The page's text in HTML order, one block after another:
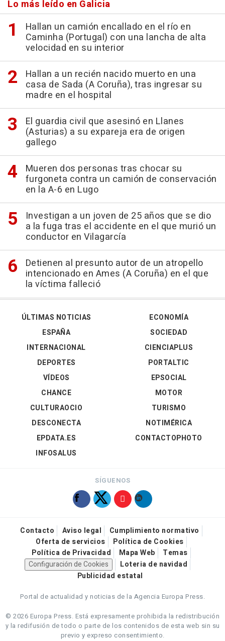
Lo más leído en Galicia
Hallan un camión encallado en el río en
Caminha (Portugal) con una lancha de alta
velocidad en su interior
Hallan a un recién nacido muerto en una
casa de Sada (A Coruña), tras ingresar su
madre en el hospital
El guardia civil que asesinó en Llanes
(Asturias) a su expareja era de origen
gallego
Mueren dos personas tras chocar su
furgoneta contra un camión de conservación
en la A-6 en Lugo
Investigan a un joven de 25 años que se dio
a la fuga tras el accidente en el que murió un
conductor en Vilagarcía
Detienen al presunto autor de un atropello
intencionado en Ames (A Coruña) en el que
la víctima falleció
ÚLTIMAS NOTICIAS
ESPAÑA
INTERNACIONAL
DEPORTES
VÍDEOS
ECONOMÍA
SOCIEDAD
CIENCIAPLUS
PORTALTIC
EPSOCIAL
CHANCE
CULTURAOCIO
DESCONECTA
EPDATA.ES
INFOSALUS
MOTOR
TURISMO
NOTIMÉRICA
CONTACTOPHOTO
SÍGUENOS
Contacto Aviso legal
Cumplimiento normativo
Oferta de servicios
Política de Cookies
Política de Privacidad
Mapa Web
Temas
Configuración de Cookies
Loteria de navidad
Publicidad estatal
Portal de actualidad y noticias de la Agencia Europa Press.
© 2026 Europa Press. Está expresamente prohibida la redistribución
y la redifusión de todo o parte de los contenidos de esta web sin su
previo y expreso consentimiento.